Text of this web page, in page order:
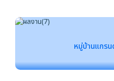
หมู่บ้านแกรน